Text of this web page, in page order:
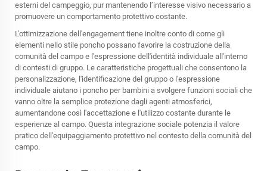
esterni del campeggio, pur mantenendo l’interesse visivo necessario a
promuovere un comportamento protettivo costante.
L'ottimizzazione dell'engagement tiene inoltre conto di come gli
elementi nello stile poncho possano favorire la costruzione della
comunità del campo e l'espressione dell'identità individuale all'interno
di contesti di gruppo. Le caratteristiche progettuali che consentono la
personalizzazione, l'identificazione del gruppo o l'espressione
individuale aiutano i poncho per bambini a svolgere funzioni sociali che
vanno oltre la semplice protezione dagli agenti atmosferici,
aumentandone così l'accettazione e l'utilizzo costante durante le
esperienze al campo. Questa integrazione sociale potenzia il valore
pratico dell'equipaggiamento protettivo nel contesto della comunità del
campo.